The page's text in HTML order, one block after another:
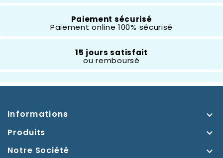
Porcelaine
Thème Blanche Neige
Paiement sécurisé
Paiement online 100% sécurisé
15 jours satisfait
ou remboursé
Informations 
Produits 
Notre Société 